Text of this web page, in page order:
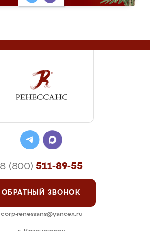
8 (800) 511-89-55
ОБРАТНЫЙ ЗВОНОК
corp-renessans@yandex.ru